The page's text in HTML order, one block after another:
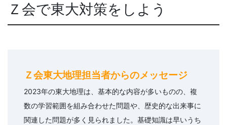
Ｚ会で東大対策をしよう
Ｚ会東大地理担当者からのメッセージ
2023年の東大地理は、基本的な内容が多いものの、複
数の学習範囲を組み合わせた問題や、歴史的な出来事に
関連した問題が多く見られました。基礎知識は早いうち